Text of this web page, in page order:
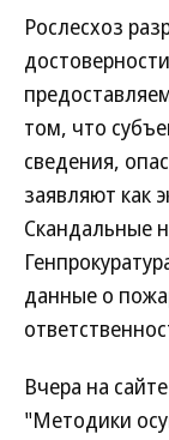
Рослесхоз
том, что
сведения,
заявляют как
Скандальные
данные о
Вчера на
"Методики